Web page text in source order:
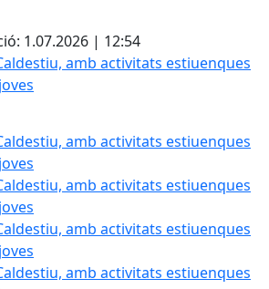
1.07.2026 | 12:54
amb activitats estiuenques per
amb activitats estiuenques per
amb activitats estiuenques per
amb activitats estiuenques per
amb activitats estiuenques per